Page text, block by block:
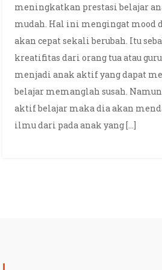
meningkatkan prestasi belajar
mudah. Hal ini mengingat mood
akan cepat sekali berubah. Itu
kreatifitas dari orang tua atau
menjadi anak aktif yang dapat
belajar memanglah susah.
aktif belajar maka dia akan
ilmu dari pada anak yang […]